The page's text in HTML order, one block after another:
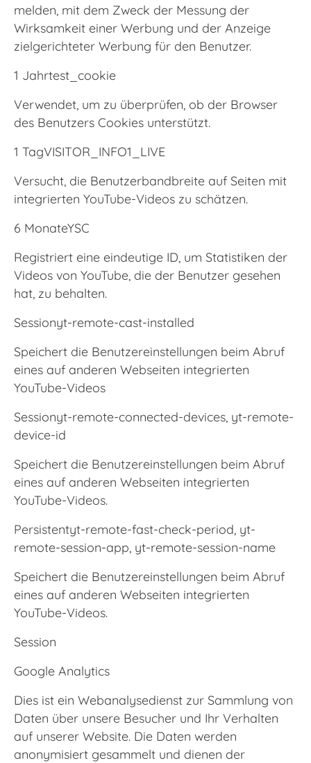
melden, mit dem Zweck der Messung der
Wirksamkeit einer Werbung und der Anzeige
zielgerichteter Werbung für den Benutzer.
1 Jahrtest_cookie
Verwendet, um zu überprüfen, ob der Browser
des Benutzers Cookies unterstützt.
1 TagVISITOR_INFO1_LIVE
Versucht, die Benutzerbandbreite auf Seiten mit
integrierten YouTube-Videos zu schätzen.
6 MonateYSC
Registriert eine eindeutige ID, um Statistiken der
Videos von YouTube, die der Benutzer gesehen
hat, zu behalten.
Sessionyt-remote-cast-installed
Speichert die Benutzereinstellungen beim Abruf
eines auf anderen Webseiten integrierten
YouTube-Videos
Sessionyt-remote-connected-devices, yt-remote-
device-id
Speichert die Benutzereinstellungen beim Abruf
eines auf anderen Webseiten integrierten
YouTube-Videos.
Persistentyt-remote-fast-check-period, yt-
remote-session-app, yt-remote-session-name
Speichert die Benutzereinstellungen beim Abruf
eines auf anderen Webseiten integrierten
YouTube-Videos.
Session
Google Analytics
Dies ist ein Webanalysedienst zur Sammlung von
Daten über unsere Besucher und Ihr Verhalten
auf unserer Website. Die Daten werden
anonymisiert gesammelt und dienen der